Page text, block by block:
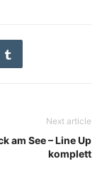
Next article
am See – Line Up
komplett